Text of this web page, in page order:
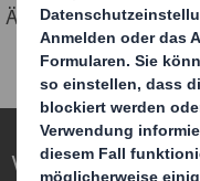
Änderungen
Verpackungen